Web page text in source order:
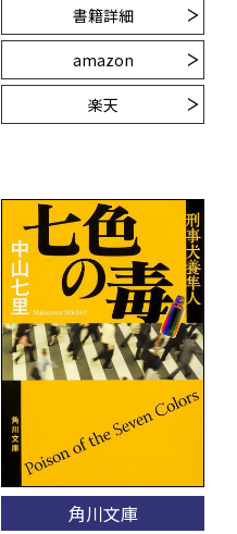
書籍詳細
amazon
楽天
角川文庫